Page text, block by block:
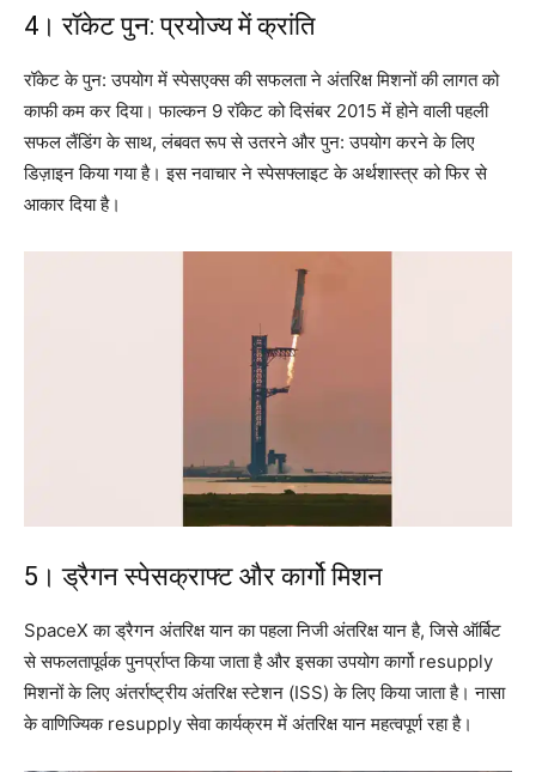
4। रॉकेट पुन: प्रयोज्य में क्रांति
रॉकेट के पुन: उपयोग में स्पेसएक्स की सफलता ने अंतरिक्ष मिशनों की लागत को
काफी कम कर दिया। फाल्कन 9 रॉकेट को दिसंबर 2015 में होने वाली पहली
सफल लैंडिंग के साथ, लंबवत रूप से उतरने और पुन: उपयोग करने के लिए
डिज़ाइन किया गया है। इस नवाचार ने स्पेसफ्लाइट के अर्थशास्त्र को फिर से
आकार दिया है।
5। ड्रैगन स्पेसक्राफ्ट और कार्गो मिशन
SpaceX का ड्रैगन अंतरिक्ष यान का पहला निजी अंतरिक्ष यान है, जिसे ऑर्बिट
से सफलतापूर्वक पुनर्प्राप्त किया जाता है और इसका उपयोग कार्गो resupply
मिशनों के लिए अंतर्राष्ट्रीय अंतरिक्ष स्टेशन (ISS) के लिए किया जाता है। नासा
के वाणिज्यिक resupply सेवा कार्यक्रम में अंतरिक्ष यान महत्वपूर्ण रहा है।